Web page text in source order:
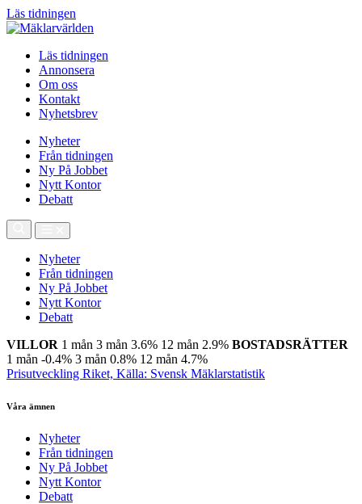
Läs tidningen
Läs tidningen
Annonsera
Om oss
Kontakt
Nyhetsbrev
Nyheter
Från tidningen
Ny På Jobbet
Nytt Kontor
Debatt
Nyheter
Från tidningen
Ny På Jobbet
Nytt Kontor
Debatt
VILLOR 1 mån 3 mån 3.6% 12 mån 2.9% BOSTADSRÄTTER
1 mån -0.4% 3 mån 0.8% 12 mån 4.7%
Prisutveckling Riket, Källa: Svensk Mäklarstatistik
Våra ämnen
Nyheter
Från tidningen
Ny På Jobbet
Nytt Kontor
Debatt